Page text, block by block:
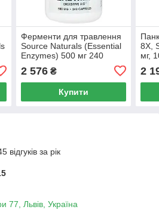
Ферменти для травлення
Source Naturals (Essential
Enzymes) 500 мг 240
2 576₴
Купити
8X,
мг,
2
за рік
77, Львів, Україна